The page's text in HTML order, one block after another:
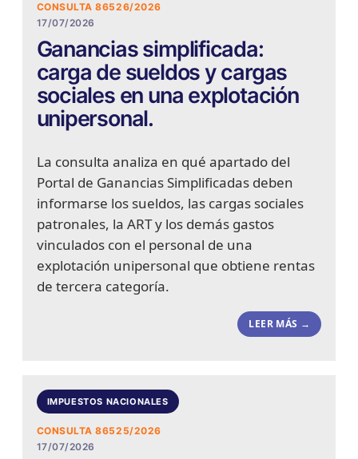
CONSULTA 86526/2026
17/07/2026
Ganancias simplificada:
carga de sueldos y cargas
sociales en una explotación
unipersonal.
La consulta analiza en qué apartado del
Portal de Ganancias Simplificadas deben
informarse los sueldos, las cargas sociales
patronales, la ART y los demás gastos
vinculados con el personal de una
explotación unipersonal que obtiene rentas
de tercera categoría.
LEER MÁS →
IMPUESTOS NACIONALES
CONSULTA 86525/2026
17/07/2026